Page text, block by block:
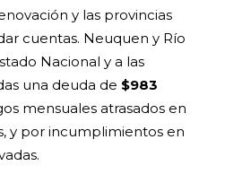
y las provincias
cuentas. Neuquen y Río
Nacional y a las
una deuda de $983
mensuales atrasados en
y por incumplimientos en